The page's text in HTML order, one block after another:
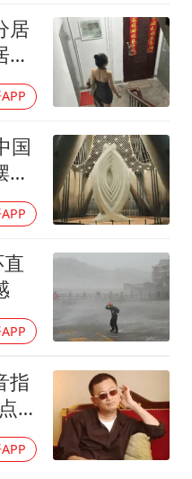
居
生
国
动
指